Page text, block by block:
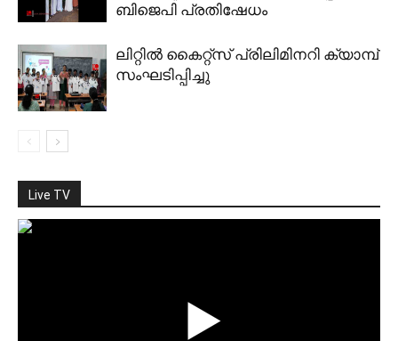
ബിജെപി പ്രതിഷേധം
ലിറ്റില്‍ കൈറ്റ്‌സ് പ്രിലിമിനറി ക്യാമ്പ്
സംഘടിപ്പിച്ചു
Live TV